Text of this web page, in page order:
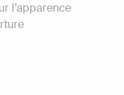
l’apparence